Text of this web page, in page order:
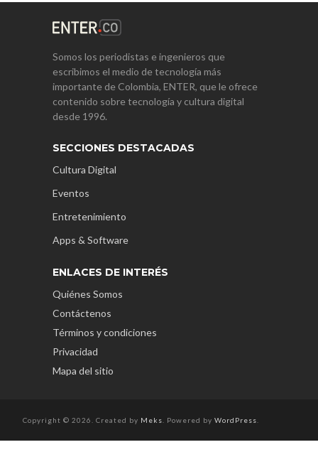
Somos los periodistas e ingenieros que
escribimos el medio de tecnología más
importante de Colombia, ENTER, que le ofrece
contenido sobre tecnología y cultura digital
desde 1996.
SECCIONES DESTACADAS
Cultura Digital
Eventos
Entretenimiento
Apps & Software
ENLACES DE INTERÉS
Quiénes Somos
Contáctenos
Términos y condiciones
Privacidad
Mapa del sitio
Copyright © 2026. Created by Meks . Powered by WordPress